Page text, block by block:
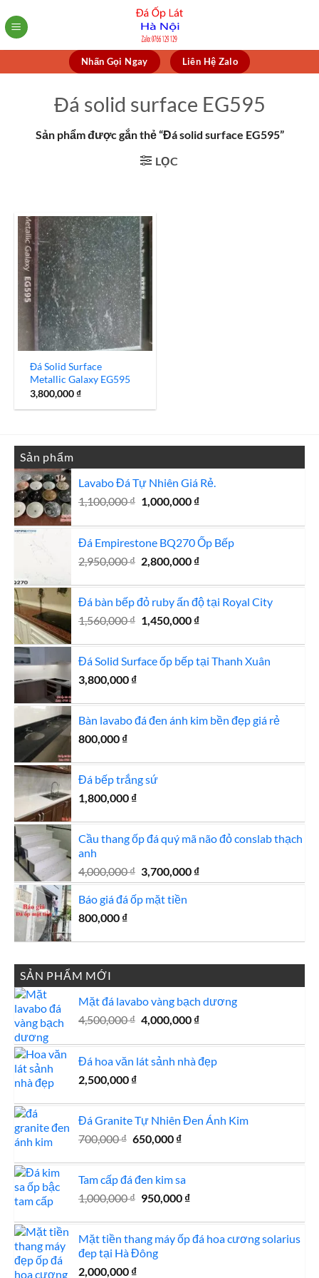
to
Nhấn Gọi Ngay Liên Hệ Zalo
Đá solid surface EG595
Sản phẩm được gắn thẻ “Đá solid surface EG595”
LỌC
Đá Solid Surface
Metallic Galaxy EG595
3,800,000₫
Sản phẩm
Lavabo Đá Tự Nhiên Giá Rẻ.
1,100,000₫ Giá
là:
1,100,000 ₫.
1,000,000 ₫Giá
tại
là:
1,000,000 ₫.
Đá Empirestone BQ270 Ốp Bếp
2,950,000₫ Giá
2,950,000 ₫.
2,800,000 ₫Giá
là:
2,800,000 ₫.
Đá bàn bếp đỏ ruby ấn độ tại Royal City
1,560,000₫ Giá
1,560,000 ₫.
1,450,000 ₫Giá
là:
Đá Solid Surface ốp bếp tại Thanh Xuân
3,800,000 ₫
Bàn lavabo đá đen ánh kim bền đẹp giá rẻ
800,000 ₫
Đá bếp trắng sứ
1,800,000 ₫
Cầu thang ốp đá quý mã não đỏ conslab thạch
anh
4,000,000₫ Giá
gốc
là:
3,700,000 ₫Giá
hiện
Báo giá đá ốp mặt tiền
800,000 ₫
SẢN PHẨM MỚI
Mặt đá lavabo vàng bạch dương
4,500,000₫ Giá
là:
4,500,000 ₫.
4,000,000 ₫Giá
tại
là:
Đá hoa văn lát sảnh nhà đẹp
2,500,000 ₫
Đá Granite Tự Nhiên Đen Ánh Kim
700,000₫ Giá
700,000 ₫.
650,000 ₫Giá
là:
650,000 ₫.
Tam cấp đá đen kim sa
1,000,000₫ Giá
1,000,000 ₫.
950,000 ₫Giá
là:
Mặt tiền thang máy ốp đá hoa cương solarius
đep tại Hà Đông
2,000,000 ₫